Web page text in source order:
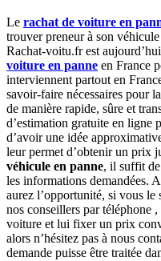
Le rachat de voiture en
trouver preneur à son
Rachat-voitu.fr est
voiture en panne en France
interviennent partout en
savoir-faire nécessaires pour
de manière rapide, sûre et
d’estimation gratuite en ligne
d’avoir une idée
leur permet d’obtenir un prix
véhicule en panne, il suffit
les informations demandées.
aurez l’opportunité, si vous le
nos conseillers par téléphone
voiture et lui fixer un prix
alors n’hésitez pas à nous
demande puisse être traitée